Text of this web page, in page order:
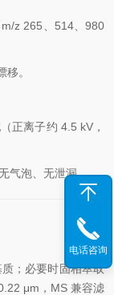
z 265、514、980
。
正离子约 4.5 kV，
气泡、无泄漏。
；必要时固相萃取
μm，MS 兼容滤
电话咨询